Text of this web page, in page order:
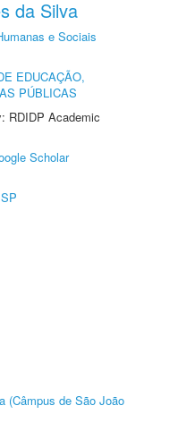
da Silva
e Sociais
EDUCAÇÃO,
PÚBLICAS
RDIDP Academic
Scholar
(Câmpus de São João